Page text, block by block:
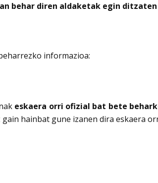
behar diren aldaketak egin ditzaten
informazioa:
eskaera orri ofizial bat bete
hainbat gune izanen dira eskaera